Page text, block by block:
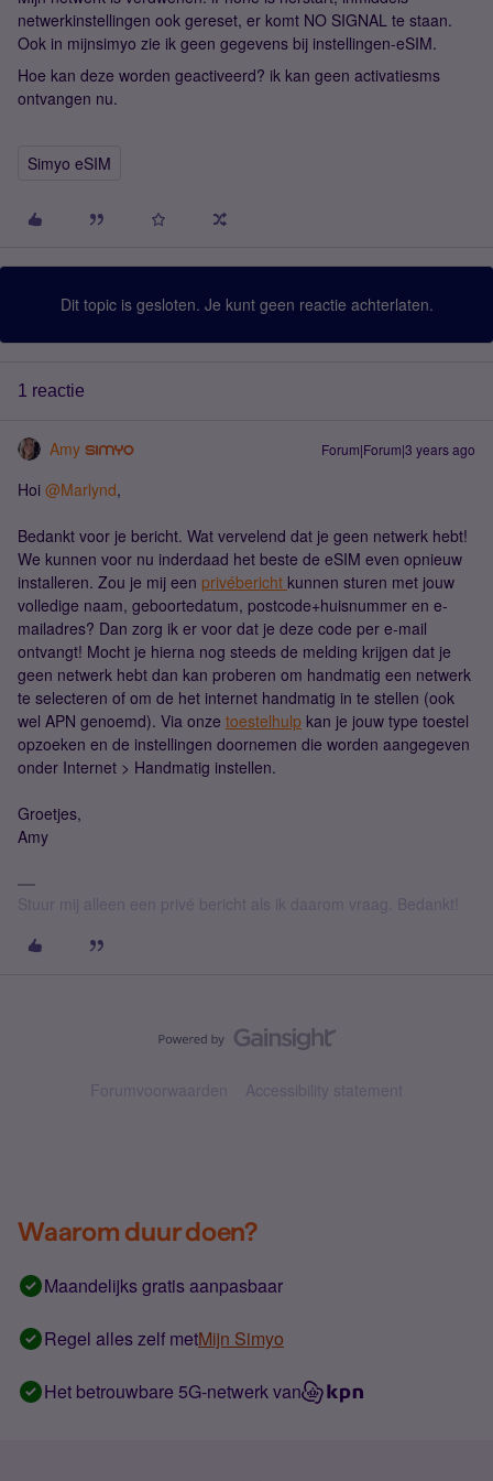
netwerkinstellingen ook gereset, er komt NO SIGNAL te staan.
Ook in mijnsimyo zie ik geen gegevens bij instellingen-eSIM.
Hoe kan deze worden geactiveerd? ik kan geen activatiesms
ontvangen nu.
Simyo eSIM
Dit topic is gesloten. Je kunt geen reactie achterlaten.
1 reactie
Amy Forum|Forum|3 years ago
Hoi @Marlynd,
Bedankt voor je bericht. Wat vervelend dat je geen netwerk hebt!
We kunnen voor nu inderdaad het beste de eSIM even opnieuw
installeren. Zou je mij een privébericht kunnen sturen met jouw
volledige naam, geboortedatum, postcode+huisnummer en e-
mailadres? Dan zorg ik er voor dat je deze code per e-mail
ontvangt! Mocht je hierna nog steeds de melding krijgen dat je
geen netwerk hebt dan kan proberen om handmatig een netwerk
te selecteren of om de het internet handmatig in te stellen (ook
wel APN genoemd). Via onze toestelhulp kan je jouw type toestel
opzoeken en de instellingen doornemen die worden aangegeven
onder Internet > Handmatig instellen.
Groetjes,
Amy
Stuur mij alleen een privé bericht als ik daarom vraag. Bedankt!
Forumvoorwaarden Accessibility statement
Waarom duur doen?
Maandelijks gratis aanpasbaar
Regel alles zelf metMijn Simyo
Het betrouwbare 5G-netwerk van